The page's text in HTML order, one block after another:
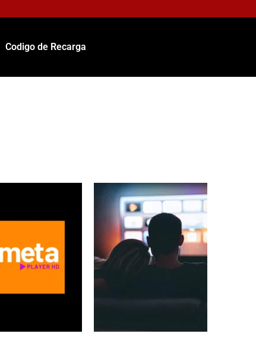
Codigo de Recarga